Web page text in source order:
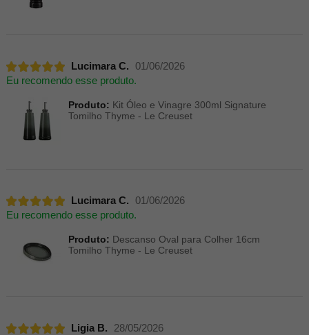
Lucimara C.
01/06/2026
Eu recomendo esse produto.
Produto: Kit Óleo e Vinagre 300ml Signature
Tomilho Thyme - Le Creuset
Lucimara C.
01/06/2026
Eu recomendo esse produto.
Produto: Descanso Oval para Colher 16cm
Tomilho Thyme - Le Creuset
Ligia B.
28/05/2026